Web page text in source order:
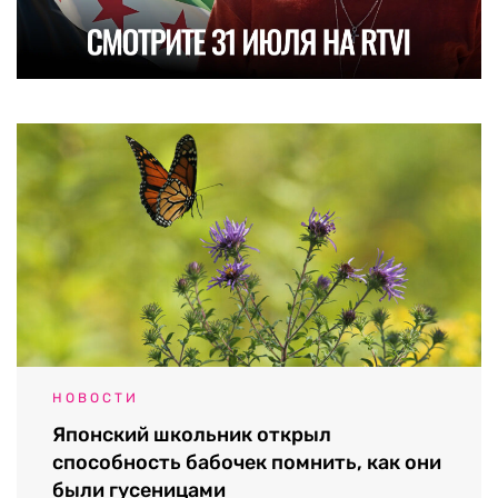
НОВОСТИ
Японский школьник открыл
способность бабочек помнить, как они
были гусеницами